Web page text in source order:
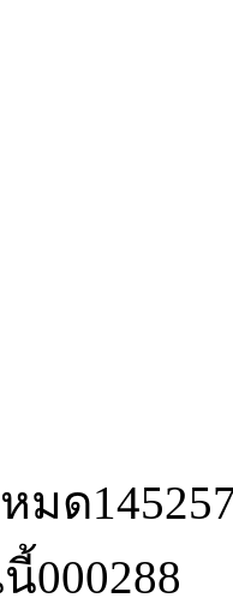
มด
000288